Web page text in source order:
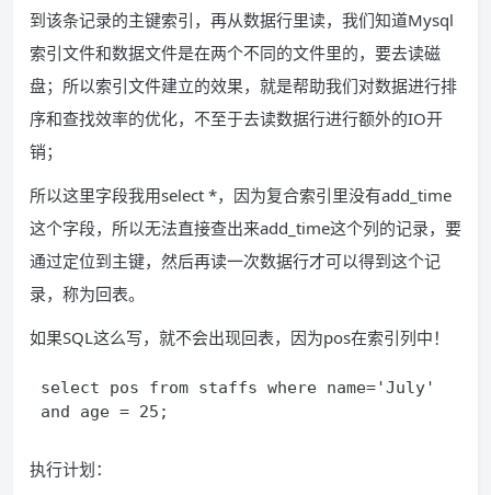
到该条记录的主键索引，再从数据行里读，我们知道Mysql
索引文件和数据文件是在两个不同的文件里的，要去读磁
盘；所以索引文件建立的效果，就是帮助我们对数据进行排
序和查找效率的优化，不至于去读数据行进行额外的IO开
销；
所以这里字段我用select *，因为复合索引里没有add_time
这个字段，所以无法直接查出来add_time这个列的记录，要
通过定位到主键，然后再读一次数据行才可以得到这个记
录，称为回表。
如果SQL这么写，就不会出现回表，因为pos在索引列中！
select pos from staffs where name='July'
and age = 25;
执行计划：